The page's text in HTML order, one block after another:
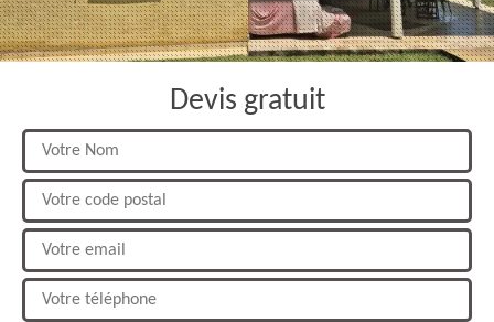
Devis gratuit